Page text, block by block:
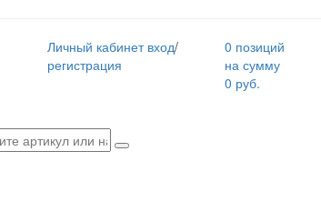
Личный кабинет вход/
регистрация
0 позиций
на сумму
0 руб.